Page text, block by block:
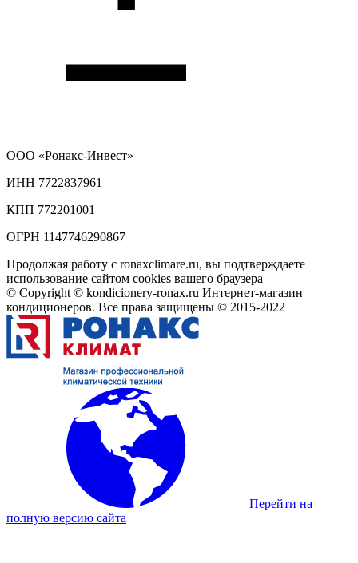
ООО «Ронакс-Инвест»
ИНН 7722837961
КПП 772201001
ОГРН 1147746290867
Продолжая работу с ronaxclimare.ru, вы подтверждаете
использование сайтом cookies вашего браузера
© Copyright © kondicionery-ronax.ru Интернет-магазин
кондиционеров. Все права защищены © 2015-2022
Перейти на
полную версию сайта